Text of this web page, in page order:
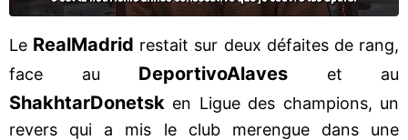
Le RealMadrid restait sur deux défaites de rang,
face au DeportivoAlaves et au
ShakhtarDonetsk en Ligue des champions, un
revers qui a mis le club merengue dans une